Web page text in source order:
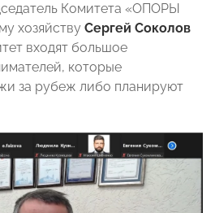
Комитета «ОПОРЫ
хозяйству Сергей Соколов
входят большое
которые
за рубеж либо планируют